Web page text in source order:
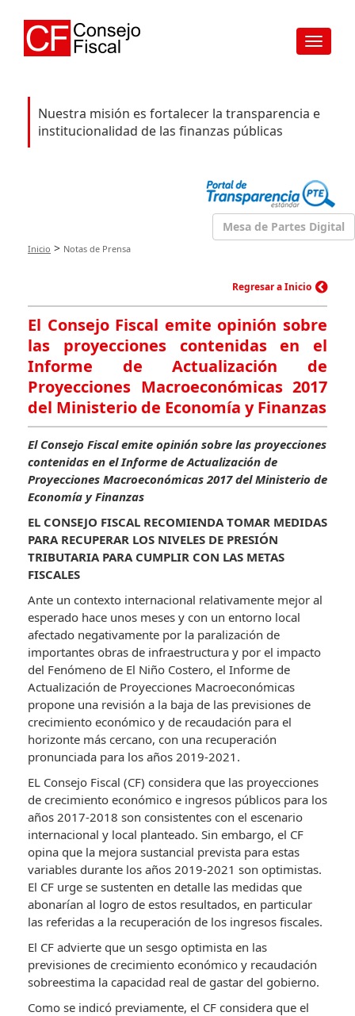
Toggle
Nuestra misión es fortalecer la transparencia e
institucionalidad de las finanzas públicas
Mesa de Partes Digital
Inicio > Notas de Prensa
Regresar a Inicio
El Consejo Fiscal emite opinión sobre
las proyecciones contenidas en el
Informe de Actualización de
Proyecciones Macroeconómicas 2017
del Ministerio de Economía y Finanzas
El Consejo Fiscal emite opinión sobre las proyecciones
contenidas en el Informe de Actualización de
Proyecciones Macroeconómicas 2017 del Ministerio de
Economía y Finanzas
EL CONSEJO FISCAL RECOMIENDA TOMAR MEDIDAS
PARA RECUPERAR LOS NIVELES DE PRESIÓN
TRIBUTARIA PARA CUMPLIR CON LAS METAS
FISCALES
Ante un contexto internacional relativamente mejor al
esperado hace unos meses y con un entorno local
afectado negativamente por la paralización de
importantes obras de infraestructura y por el impacto
del Fenómeno de El Niño Costero, el Informe de
Actualización de Proyecciones Macroeconómicas
propone una revisión a la baja de las previsiones de
crecimiento económico y de recaudación para el
horizonte más cercano, con una recuperación
pronunciada para los años 2019-2021.
EL Consejo Fiscal (CF) considera que las proyecciones
de crecimiento económico e ingresos públicos para los
años 2017-2018 son consistentes con el escenario
internacional y local planteado. Sin embargo, el CF
opina que la mejora sustancial prevista para estas
variables durante los años 2019-2021 son optimistas.
El CF urge se sustenten en detalle las medidas que
abonarían al logro de estos resultados, en particular
las referidas a la recuperación de los ingresos fiscales.
El CF advierte que un sesgo optimista en las
previsiones de crecimiento económico y recaudación
sobreestima la capacidad real de gastar del gobierno.
Como se indicó previamente, el CF considera que el